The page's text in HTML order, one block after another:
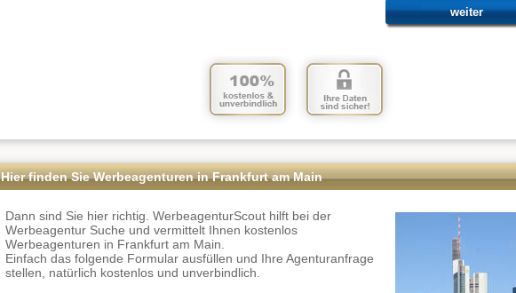
weiter
Hier finden Sie Werbeagenturen in Frankfurt am Main
Dann sind Sie hier richtig. WerbeagenturScout hilft bei der
Werbeagentur Suche und vermittelt Ihnen kostenlos
Werbeagenturen in Frankfurt am Main.
Einfach das folgende Formular ausfüllen und Ihre Agenturanfrage
stellen, natürlich kostenlos und unverbindlich.